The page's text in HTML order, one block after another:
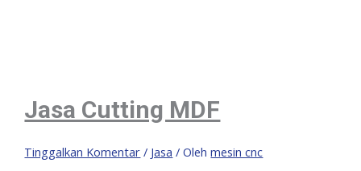
Jasa Cutting MDF
Tinggalkan Komentar / Jasa / Olehmesin cnc